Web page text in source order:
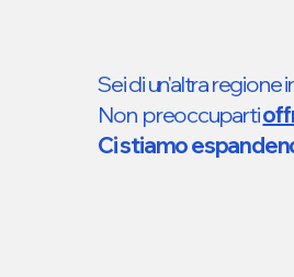
Sei di un'altra regione
Non preoccuparti
Ci stiamo